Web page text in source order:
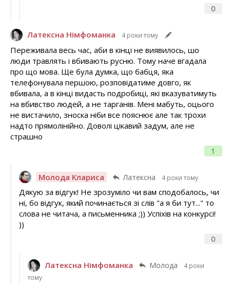
0
Латексна Німфоманка 4 роки тому
1
Переживала весь час, аби в кінці не виявилось, шо
люди травлять і вбивають русню. Тому наче вгадала
про що мова. Ще була думка, що бабця, яка
телефонувала першою, розповідатиме довго, як
вбивала, а в кінці видасть подробиці, які вказуватимуть
на вбивство людей, а не тарганів. Мені мабуть, оцього
не вистачило, зноска ніби все пояснює але так трохи
надто прямолінійно. Доволі цікавий задум, але не
страшно
Молода Клариса Латексна 4 роки тому
0
Дякую за відгук! Не зрозуміло чи вам сподобалось, чи
ні, бо відгук, який починається зі слів "а я би тут..." то
слова не читача, а письменника ;)) Успіхів на конкурсі!
))
Латексна Німфоманка Молода
4 роки
тому